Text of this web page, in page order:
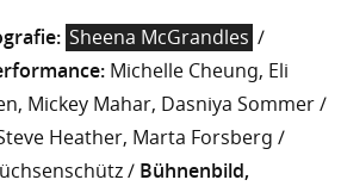
Sheena McGrandles /
Michelle Cheung, Eli
Mickey Mahar, Dasniya Sommer /
Heather, Marta Forsberg /
/ Bühnenbild,